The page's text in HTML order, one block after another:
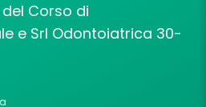
Corso di
e Srl Odontoiatrica 30-